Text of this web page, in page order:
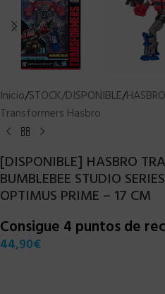
Inicio/STOCK/DISPONIBLE/
Transformers Hasbro
[DISPONIBLE] HASBRO
BUMBLEBEE STUDIO
OPTIMUS PRIME – 17 CM
Consigue 4 puntos de
44,90€